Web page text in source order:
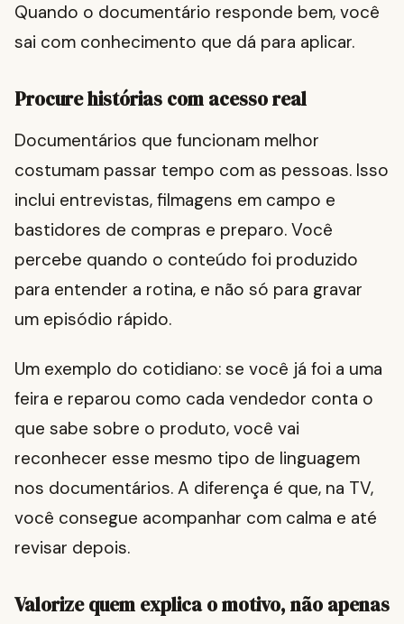
Quando o documentário responde bem, você
sai com conhecimento que dá para aplicar.
Procure histórias com acesso real
Documentários que funcionam melhor
costumam passar tempo com as pessoas. Isso
inclui entrevistas, filmagens em campo e
bastidores de compras e preparo. Você
percebe quando o conteúdo foi produzido
para entender a rotina, e não só para gravar
um episódio rápido.
Um exemplo do cotidiano: se você já foi a uma
feira e reparou como cada vendedor conta o
que sabe sobre o produto, você vai
reconhecer esse mesmo tipo de linguagem
nos documentários. A diferença é que, na TV,
você consegue acompanhar com calma e até
revisar depois.
Valorize quem explica o motivo, não apenas